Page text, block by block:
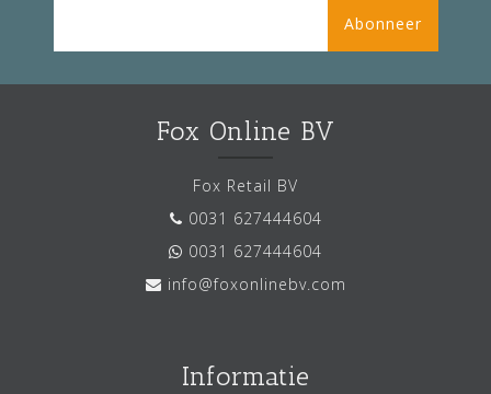
Abonneer
Fox Online BV
Fox Retail BV
0031 627444604
0031 627444604
info@foxonlinebv.com
Informatie